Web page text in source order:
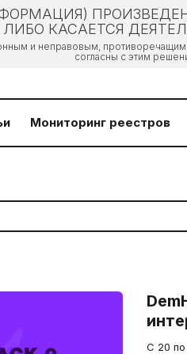
КАСАЕТСЯ
и неправовым,
согласны с этим
Мониторинг реестров
C 20